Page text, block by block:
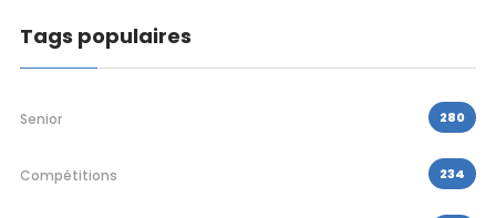
Tags populaires
Senior 280
Compétitions 234